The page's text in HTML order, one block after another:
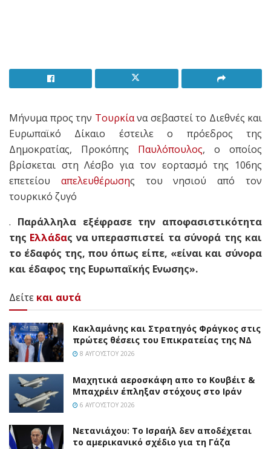
Μήνυμα προς την Τουρκίανα σεβαστεί το Διεθνές και
Ευρωπαϊκό Δίκαιο έστειλε ο πρόεδρος της
Δημοκρατίας, Προκόπης Παυλόπουλος, ο οποίος
βρίσκεται στη Λέσβο για τον εορτασμό της 106ης
επετείου απελευθέρωσης του νησιού από τον
τουρκικό ζυγό
. Παράλληλα εξέφρασε την αποφασιστικότητα
της Ελλάδας να υπερασπιστεί τα σύνορά της και
το έδαφός της, που όπως είπε, «είναι και σύνορα
και έδαφος της Ευρωπαϊκής Ενωσης».
Δείτε και αυτά
Κακλαμάνης και Στρατηγός Φράγκος στις
πρώτες θέσεις του Επικρατείας της ΝΔ
8 ΑΥΓΟΎΣΤΟΥ 2026
Mαχητικά αεροσκάφη απο το Κουβέιτ &
Μπαχρέιν έπληξαν στόχους στο Ιράν
6 ΑΥΓΟΎΣΤΟΥ 2026
Νετανιάχου: Το Ισραήλ δεν αποδέχεται
το αμερικανικό σχέδιο για τη Γάζα